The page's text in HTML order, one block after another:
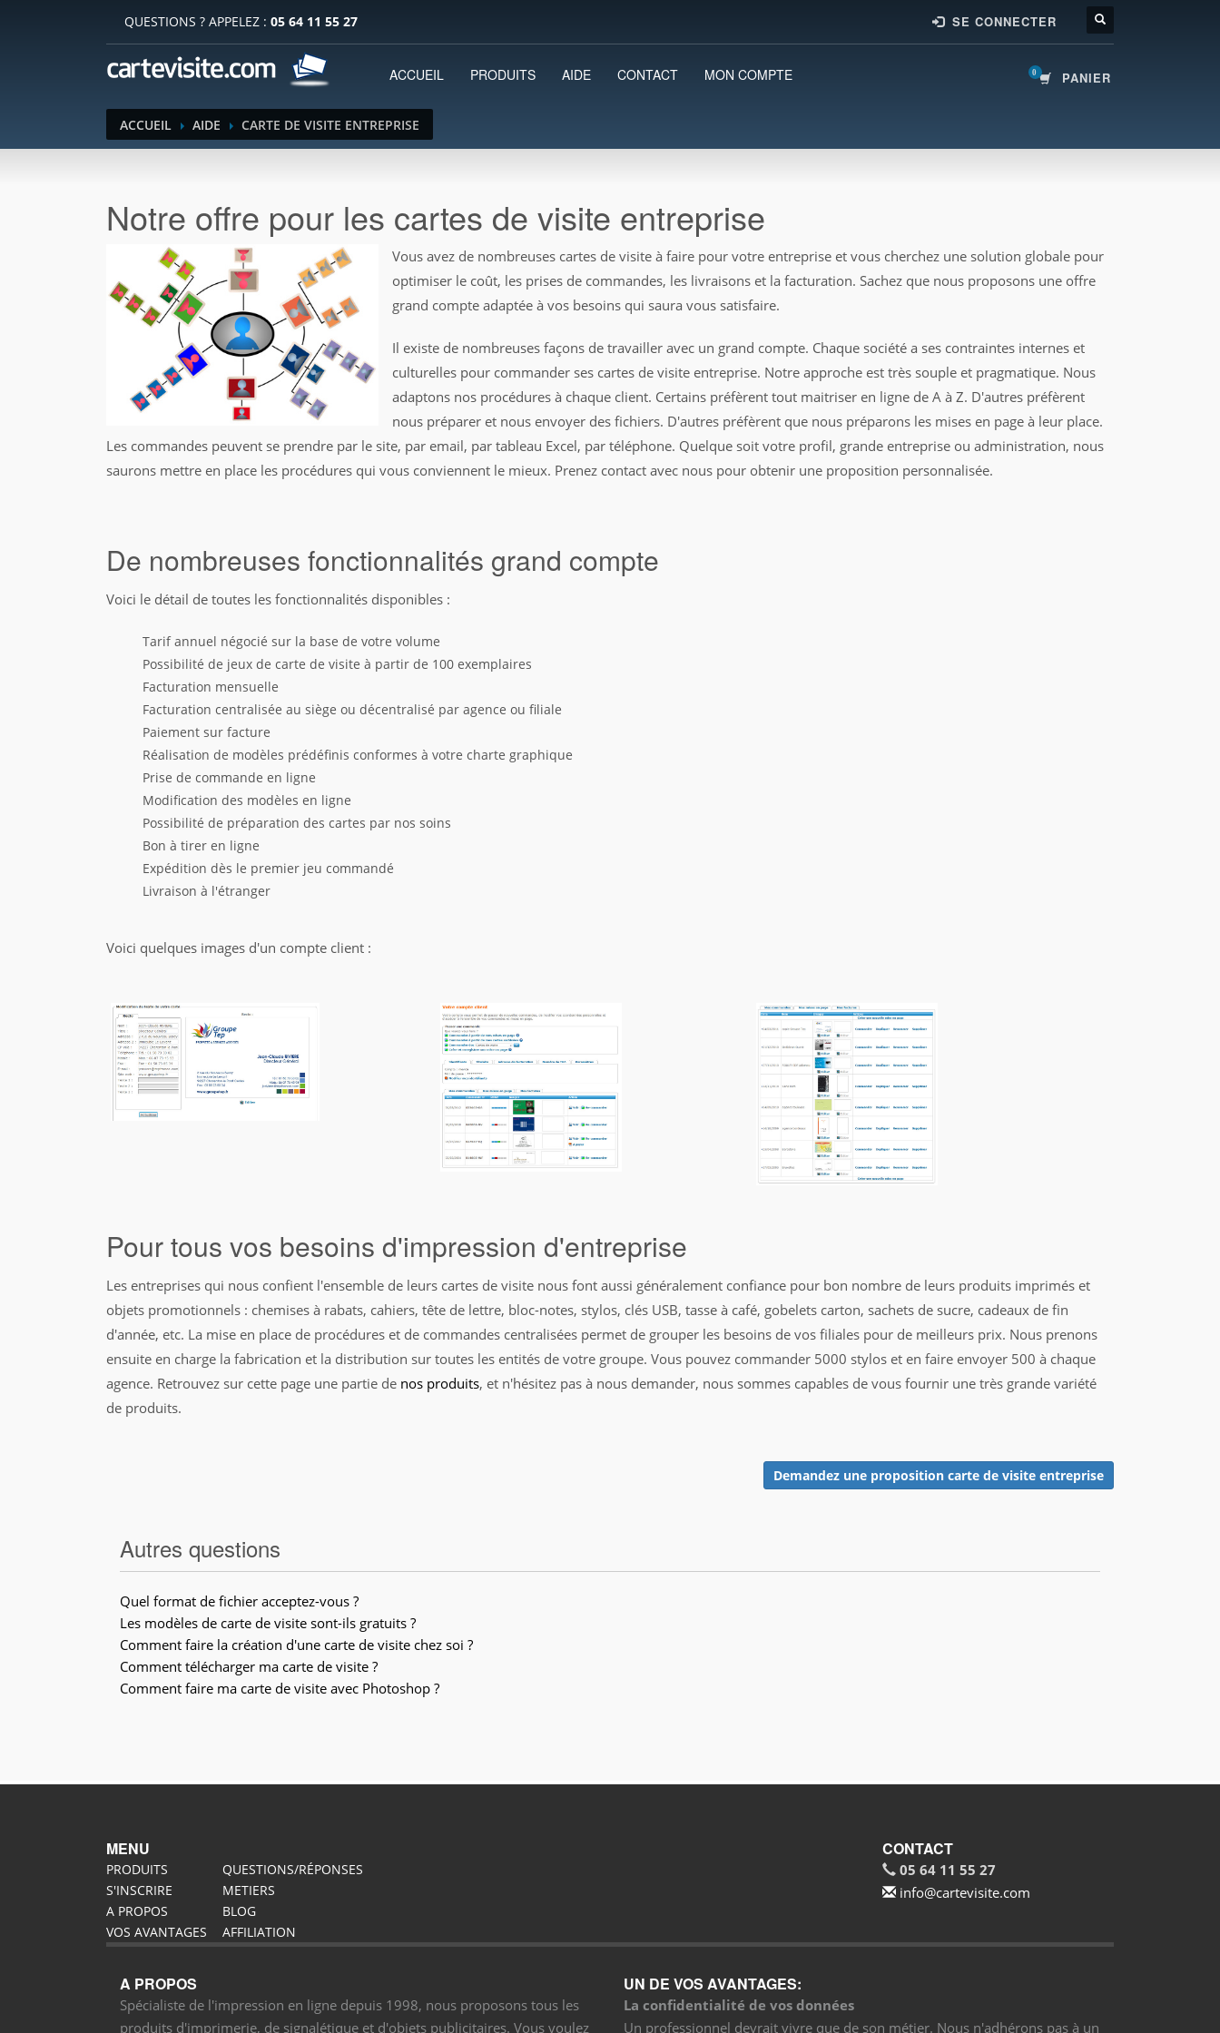
SE CONNECTER
QUESTIONS ? APPELEZ : 05 64 11 55 27
ACCUEIL PRODUITS AIDE CONTACT MON COMPTE PANIER
ACCUEIL AIDE CARTE DE VISITE ENTREPRISE
Notre offre pour les cartes de visite entreprise
Vous avez de nombreuses cartes de visite à faire pour votre entreprise et vous cherchez une solution globale pour
optimiser le coût, les prises de commandes, les livraisons et la facturation. Sachez que nous proposons une offre
grand compte adaptée à vos besoins qui saura vous satisfaire.
Il existe de nombreuses façons de travailler avec un grand compte. Chaque société a ses contraintes internes et
culturelles pour commander ses cartes de visite entreprise. Notre approche est très souple et pragmatique. Nous
adaptons nos procédures à chaque client. Certains préfèrent tout maitriser en ligne de A à Z. D'autres préfèrent
nous préparer et nous envoyer des fichiers. D'autres préfèrent que nous préparons les mises en page à leur place.
Les commandes peuvent se prendre par le site, par email, par tableau Excel, par téléphone. Quelque soit votre profil, grande entreprise ou administration, nous
saurons mettre en place les procédures qui vous conviennent le mieux. Prenez contact avec nous pour obtenir une proposition personnalisée.
De nombreuses fonctionnalités grand compte
Voici le détail de toutes les fonctionnalités disponibles :
Tarif annuel négocié sur la base de votre volume
Possibilité de jeux de carte de visite à partir de 100 exemplaires
Facturation mensuelle
Facturation centralisée au siège ou décentralisé par agence ou filiale
Paiement sur facture
Réalisation de modèles prédéfinis conformes à votre charte graphique
Prise de commande en ligne
Modification des modèles en ligne
Possibilité de préparation des cartes par nos soins
Bon à tirer en ligne
Expédition dès le premier jeu commandé
Livraison à l'étranger
Voici quelques images d'un compte client :
Pour tous vos besoins d'impression d'entreprise
Les entreprises qui nous confient l'ensemble de leurs cartes de visite nous font aussi généralement confiance pour bon nombre de leurs produits imprimés et
objets promotionnels : chemises à rabats, cahiers, tête de lettre, bloc-notes, stylos, clés USB, tasse à café, gobelets carton, sachets de sucre, cadeaux de fin
d'année, etc. La mise en place de procédures et de commandes centralisées permet de grouper les besoins de vos filiales pour de meilleurs prix. Nous prenons
ensuite en charge la fabrication et la distribution sur toutes les entités de votre groupe. Vous pouvez commander 5000 stylos et en faire envoyer 500 à chaque
agence. Retrouvez sur cette page une partie de nos produits, et n'hésitez pas à nous demander, nous sommes capables de vous fournir une très grande variété
de produits.
Demandez une proposition carte de visite entreprise
Autres questions
Quel format de fichier acceptez-vous ?
Les modèles de carte de visite sont-ils gratuits ?
Comment faire la création d'une carte de visite chez soi ?
Comment télécharger ma carte de visite ?
Comment faire ma carte de visite avec Photoshop ?
MENU
PRODUITS
QUESTIONS/RÉPONSES
S'INSCRIRE
METIERS
A PROPOS
BLOG
VOS AVANTAGES
AFFILIATION
CONTACT
05 64 11 55 27
info@cartevisite.com
A PROPOS
Spécialiste de l'impression en ligne depuis 1998, nous proposons tous les
produits d'imprimerie, de signalétique et d'objets publicitaires. Vous voulez
UN DE VOS AVANTAGES:
La confidentialité de vos données
Un professionnel devrait vivre que de son métier. Nous n'adhérons pas à un